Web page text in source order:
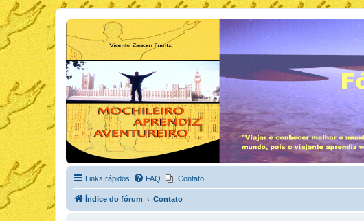
Links rápidos FAQ Contato
Índice do fórum Contato